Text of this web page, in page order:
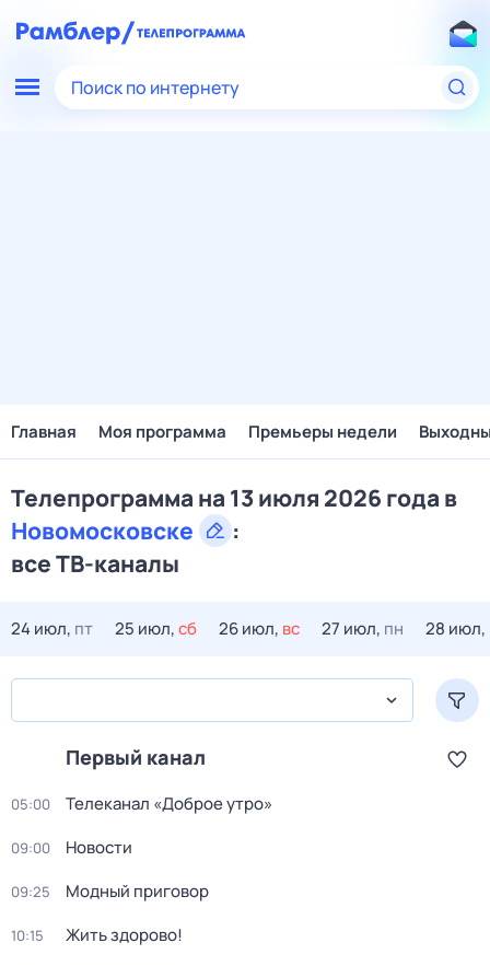
Поиск по интернету
Главная Моя программа Премьеры недели
Телепрограмма на 13 июля 2026 года в
Новомосковске
:
все ТВ-каналы
24 июл, пт 25 июл,сб 26 июл, вс 27 июл, пн 28 июл,
Первый канал
05:00 Телеканал «Доброе утро»
09:00 Новости
09:25 Модный приговор
10:15 Жить здорово!